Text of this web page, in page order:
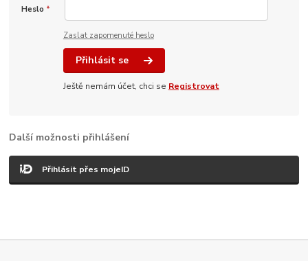
Heslo *
Zaslat zapomenuté heslo
Přihlásit se
Ještě nemám účet, chci se Registrovat
Další možnosti přihlášení
Přihlásit přes mojeID